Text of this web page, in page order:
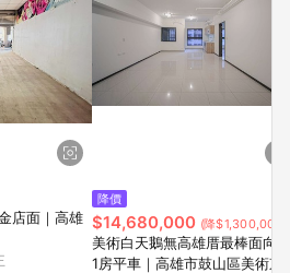
店面｜高雄
降價
$14,680,000 (降$1,300,000)
美術白天鵝無高雄厝最棒面向2+
1房平車｜高雄市鼓山區美術東四